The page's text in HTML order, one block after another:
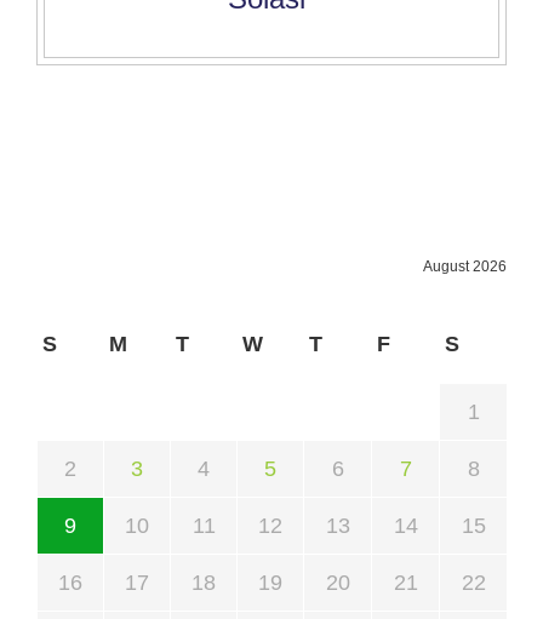
August 2026
S M T W T F S
1
2 3 4 5 6 7 8
9 10 11 12 13 14 15
16 17 18 19 20 21 22